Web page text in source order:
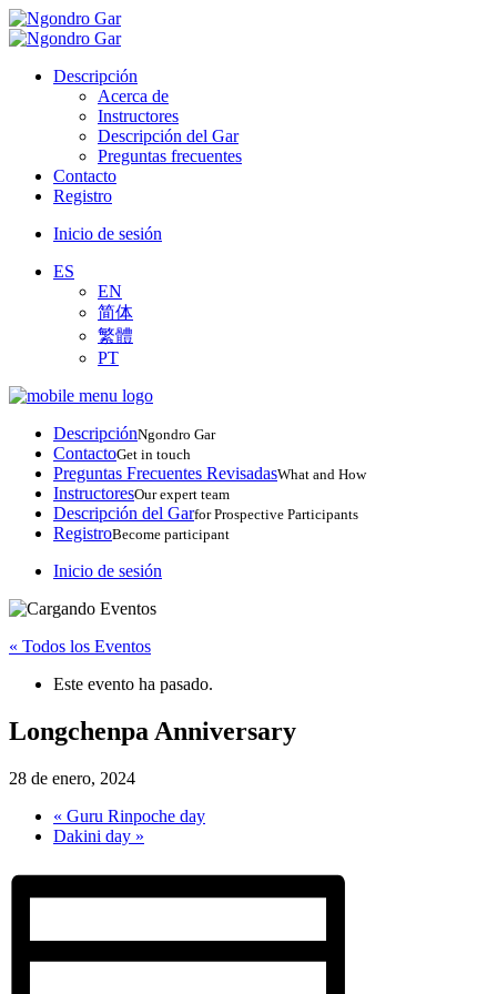
Descripción
Acerca de
Instructores
Descripción del Gar
Preguntas frecuentes
Contacto
Registro
Inicio de sesión
ES
EN
简体
繁體
PT
DescripciónNgondro Gar
ContactoGet in touch
Preguntas Frecuentes RevisadasWhat and How
InstructoresOur expert team
Descripción del Garfor Prospective Participants
RegistroBecome participant
Inicio de sesión
« Todos los Eventos
Este evento ha pasado.
Longchenpa Anniversary
28 de enero, 2024
« Guru Rinpoche day
Dakini day »